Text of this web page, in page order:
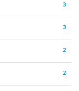
3
3
2
2